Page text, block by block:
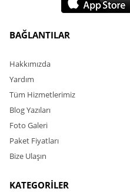
BAĞLANTILAR
Hakkımızda
Yardım
Tüm Hizmetlerimiz
Blog Yazıları
Foto Galeri
Paket Fiyatları
Bize Ulaşın
KATEGORİLER